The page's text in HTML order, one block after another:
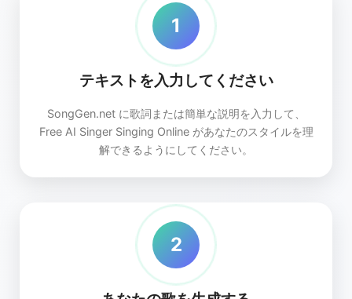
1
テキストを入力してください
SongGen.net に歌詞または簡単な説明を入力して、
Free AI Singer Singing Online があなたのスタイルを理
解できるようにしてください。
2